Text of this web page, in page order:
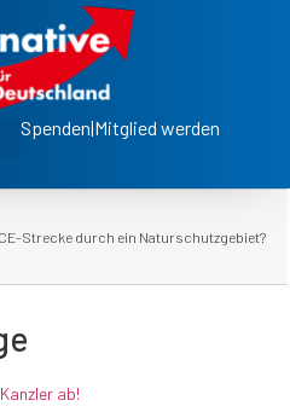
Spenden|Mitglied werden
Strecke durch ein Naturschutzgebiet?
ab!